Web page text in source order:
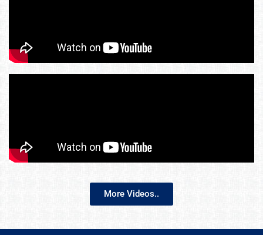
More Videos..